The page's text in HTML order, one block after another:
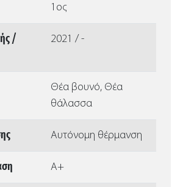
1ος
/
2021 / -
Θέα βουνό, Θέα
θάλασσα
Αυτόνομη θέρμανση
Α+